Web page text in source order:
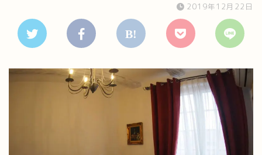
2019年12月22日